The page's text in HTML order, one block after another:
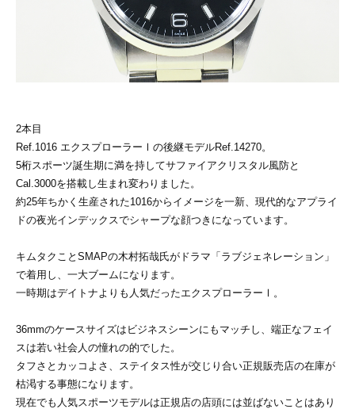
2本目
Ref.1016 エクスプローラーⅠの後継モデルRef.14270。
5桁スポーツ誕生期に満を持してサファイアクリスタル風防と
Cal.3000を搭載し生まれ変わりました。
約25年ちかく生産された1016からイメージを一新、現代的なアプライ
ドの夜光インデックスでシャープな顔つきになっています。
キムタクことSMAPの木村拓哉氏がドラマ「ラブジェネレーション」
で着用し、一大ブームになります。
一時期はデイトナよりも人気だったエクスプローラーⅠ。
36mmのケースサイズはビジネスシーンにもマッチし、端正なフェイ
スは若い社会人の憧れの的でした。
タフさとカッコよさ、ステイタス性が交じり合い正規販売店の在庫が
枯渇する事態になります。
現在でも人気スポーツモデルは正規店の店頭には並ばないことはあり